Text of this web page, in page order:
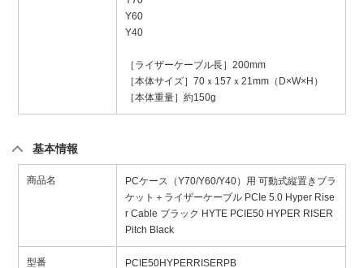
Y60
Y40
［ライザーケーブル長］200mm
［本体サイズ］70ｘ157ｘ21mm（D×W×H）
［本体重量］約150g
基本情報
商品名
PCケース（Y70/Y60/Y40）用 可動式縦置きブラ
ケット＋ライザーケーブル PCIe 5.0 Hyper Rise
r Cable ブラック HYTE PCIE50 HYPER RISER
Pitch Black
型番 PCIE50HYPERRISERPB